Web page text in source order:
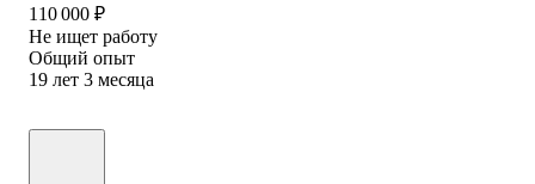
110 000 ₽
Не ищет работу
Общий опыт
19 лет 3 месяца